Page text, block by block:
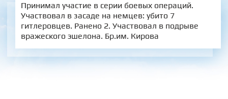
Принимал участие в серии боевых операций.
Участвовал в засаде на немцев: убито 7
гитлеровцев. Ранено 2. Участвовал в подрыве
вражеского эшелона. Бр.им. Кирова